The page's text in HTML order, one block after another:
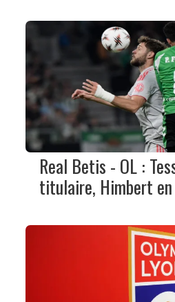
Real Betis - OL :
titulaire, Himbert